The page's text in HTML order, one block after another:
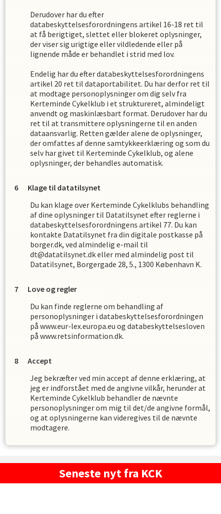
Derudover har du efter
databeskyttelsesforordningens artikel 16-18 ret til
at få berigtiget, slettet eller blokeret oplysninger,
der viser sig urigtige eller vildledende eller på
lignende måde er behandlet i strid med lov.
Endelig har du efter databeskyttelsesforordningens
artikel 20 ret til dataportabilitet. Du har derfor ret til
at modtage personoplysninger om dig selv fra
Kerteminde Cykelklub i et struktureret, almindeligt
anvendt og maskinlæsbart format. Derudover har du
ret til at transmittere oplysningerne til en anden
dataansvarlig. Retten gælder alene de oplysninger,
der omfattes af denne samtykkeerklæring og som du
selv har givet til Kerteminde Cykelklub, og alene
oplysninger, der behandles automatisk.
Klage til datatilsynet
Du kan klage over Kerteminde Cykelklubs behandling
af dine oplysninger til Datatilsynet efter reglerne i
databeskyttelsesforordningens artikel 77. Du kan
kontakte Datatilsynet fra din digitale postkasse på
borger.dk, ved almindelig e-mail til
dt@datatilsynet.dk eller med almindelig post til
Datatilsynet, Borgergade 28, 5., 1300 København K.
Love og regler
Du kan finde reglerne om behandling af
personoplysninger i databeskyttelsesforordningen
på www.eur-lex.europa.eu og databeskyttelsesloven
på www.retsinformation.dk.
Accept
Jeg bekræfter ved min accept af denne erklæring, at
jeg er indforstået med de angivne vilkår, herunder at
Kerteminde Cykelklub behandler de nævnte
personoplysninger om mig til det/de angivne formål,
og at oplysningerne kan videregives til de nævnte
modtagere.
Seneste nyt fra KCK